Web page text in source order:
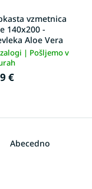
vzmetnica
140x200 -
Aloe Vera
| Pošljemo v
€
Abecedno